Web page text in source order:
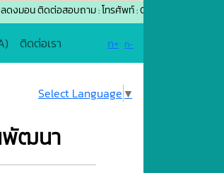
อสอบถาม : โทรศัพท์ : 042-661506 โทรสาร : 042-
ติดต่อเรา ก+ ก-
Select Language ▼
พัฒนา